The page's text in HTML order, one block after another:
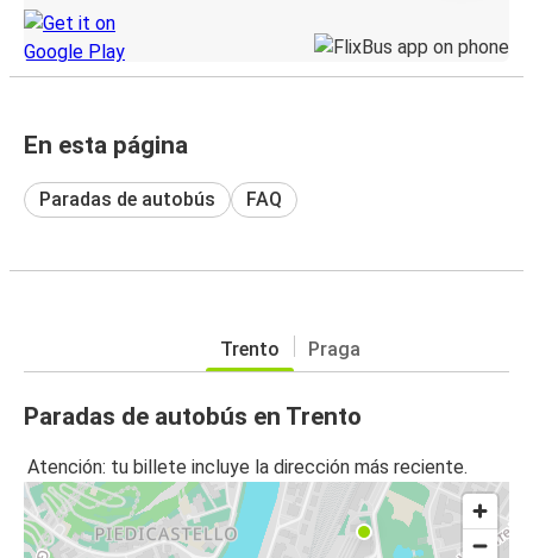
En esta página
Paradas de autobús FAQ
Trento Praga
Paradas de autobús en Trento
Atención: tu billete incluye la dirección más reciente.